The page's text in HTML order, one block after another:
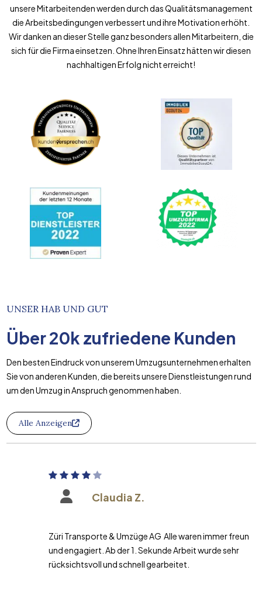
unsere Mitarbeitenden werden durch das Qualitätsmanagement
die Arbeitsbedingungen verbessert und ihre Motivation erhöht.
Wir danken an dieser Stelle ganz besonders allen Mitarbeitern, die
sich für die Firma einsetzen. Ohne Ihren Einsatz hätten wir diesen
nachhaltigen Erfolg nicht erreicht!
UNSER HAB UND GUT
Über20k zufriedene Kunden
Den besten Eindruck von unserem Umzugsunternehmen erhalten
Sie von anderen Kunden, die bereits unsere Dienstleistungen rund
um den Umzug in Anspruch genommen haben.
Alle Anzeigen
Claudia Z.
Züri Transporte & Umzüge AG Alle waren immer freundlich
und engagiert. Ab der 1. Sekunde Arbeit wurde sehr
rücksichtsvoll und schnell gearbeitet.